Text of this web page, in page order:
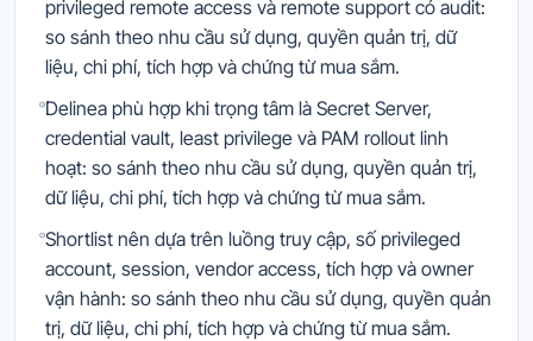
privileged remote access và remote support có audit:
so sánh theo nhu cầu sử dụng, quyền quản trị, dữ
liệu, chi phí, tích hợp và chứng từ mua sắm.
Delinea phù hợp khi trọng tâm là Secret Server,
credential vault, least privilege và PAM rollout linh
hoạt: so sánh theo nhu cầu sử dụng, quyền quản trị,
dữ liệu, chi phí, tích hợp và chứng từ mua sắm.
Shortlist nên dựa trên luồng truy cập, số privileged
account, session, vendor access, tích hợp và owner
vận hành: so sánh theo nhu cầu sử dụng, quyền quản
trị, dữ liệu, chi phí, tích hợp và chứng từ mua sắm.